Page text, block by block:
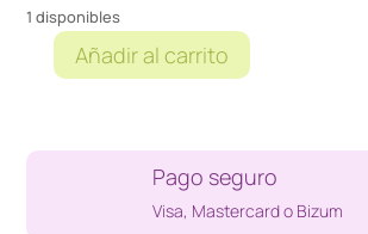
1 disponibles
cantidad
Añadir al carrito
Pago seguro
Visa, Mastercard o Bizum